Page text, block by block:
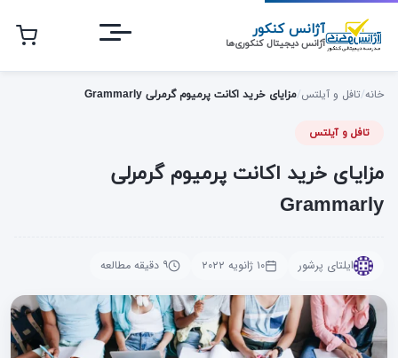
پرش
محتوای
اصلی
آژانس کنکور
آژانس دیجیتال کنکوری‌ها
خانه/تافل و آیلتس/مزایای خرید اکانت پرمیوم گرمرلی Grammarly
تافل و آیلتس
مزایای خرید اکانت پرمیوم گرمرلی
Grammarly
ایلتای پرشور ۱۰ ژانویه ۲۰۲۲ ۹ دقیقه مطالعه